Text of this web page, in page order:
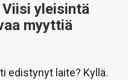
yleisintä
myyttiä
edistynyt laite? Kyllä.